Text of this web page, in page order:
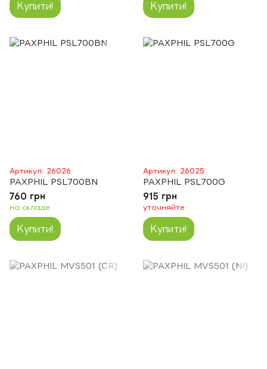
Купити! Купити!
Артикул: 26026
PAXPHIL PSL700BN
760 грн
на складе
Купити!
Артикул: 26025
PAXPHIL PSL700G
915 грн
уточняйте
Купити!